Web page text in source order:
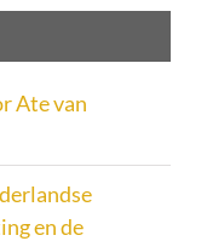
Ate van
en de